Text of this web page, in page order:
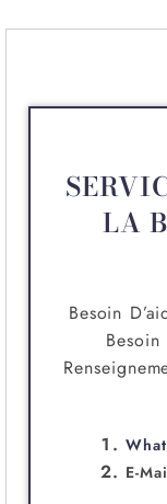
LA
Besoin
E-